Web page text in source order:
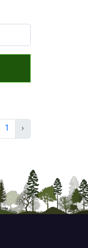
1 ›